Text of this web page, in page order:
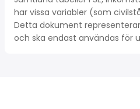
har vissa variabler (som
Detta dokument
och ska endast användas för